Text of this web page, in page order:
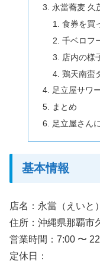
永當蕎麦 久
食券を買
千ベロフ
店内の様
鶏天南蛮
足立屋サワ
まとめ
足立屋さん
基本情報
店名：永當（えいと
住所：沖縄県那覇市
営業時間：7:00 〜
定休日：